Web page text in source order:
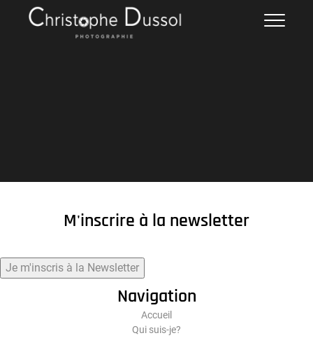
Christophe DUSSOL
PHOTOGRAPHIE
M'inscrire à la newsletter
Je m'inscris à la Newsletter
Navigation
Accueil
Qui suis-je?